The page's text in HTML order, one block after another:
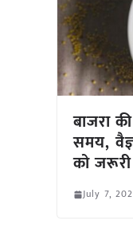
बाजरा
समय,
को
July 7,